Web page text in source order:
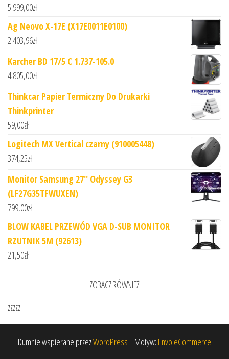
5 999,00zł
Ag Neovo X-17E (X17E0011E0100)
2 403,96zł
Karcher BD 17/5 C 1.737-105.0
4 805,00zł
Thinkcar Papier Termiczny Do Drukarki
Thinkprinter
59,00zł
Logitech MX Vertical czarny (910005448)
374,25zł
Monitor Samsung 27'' Odyssey G3
(LF27G35TFWUXEN)
799,00zł
BLOW KABEL PRZEWÓD VGA D-SUB MONITOR
RZUTNIK 5M (92613)
21,50zł
ZOBACZ RÓWNIEŻ
zzzzz
Dumnie wspierane przezWordPress | Motyw: Envo eCommerce